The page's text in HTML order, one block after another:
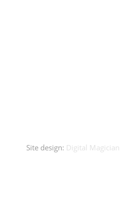
Site design: Digital Magician